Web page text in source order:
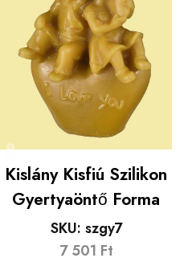
Kislány Kisfiú Szilikon
Gyertyaöntő Forma
SKU: szgy7
7 501 Ft